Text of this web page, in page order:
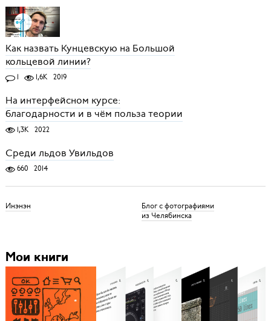
Как назвать Кунцевскую на Большой
кольцевой линии?
1 1,6K 2019
На интерфейсном курсе:
благодарности и в чём польза теории
1,3K 2022
Среди льдов Увильдов
660 2014
Инэнэн
Блог с фотографиями
из Челябинска
Мои книги